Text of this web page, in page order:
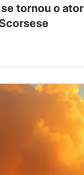
tornou o